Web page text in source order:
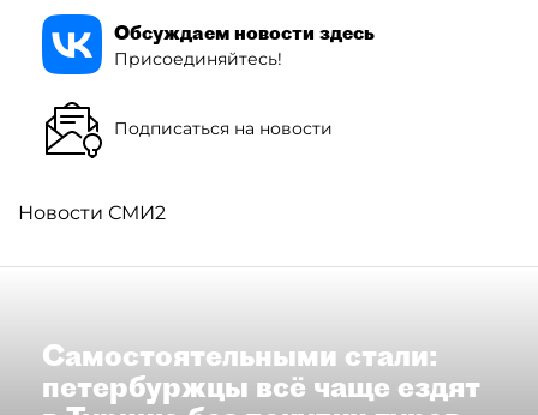
Обсуждаем новости здесь
Присоединяйтесь!
Подписаться на новости
Новости СМИ2
Самостоятельными стали:
петербуржцы всё чаще ездят